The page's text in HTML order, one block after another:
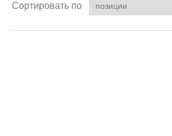
Сортировать по